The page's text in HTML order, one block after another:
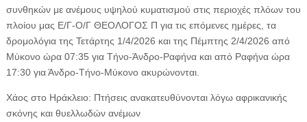
συνθηκών με ανέμους υψηλού κυματισμού στις περιοχές πλόων του
πλοίου μας Ε/Γ-Ο/Γ ΘΕΟΛΟΓΟΣ Π για τις επόμενες ημέρες, τα
δρομολόγια της Τετάρτης 1/4/2026 και της Πέμπτης 2/4/2026 από
Μύκονο ώρα 07:35 για Τήνο-Άνδρο-Ραφήνα και από Ραφήνα ώρα
17:30 για Άνδρο-Τήνο-Μύκονο ακυρώνονται.
Χάος στο Ηράκλειο: Πτήσεις ανακατευθύνονται λόγω αφρικανικής
σκόνης και θυελλωδών ανέμων